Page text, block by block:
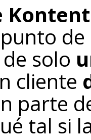
solo
cliente
parte
tal si